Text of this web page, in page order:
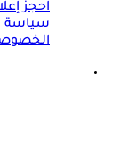
احجز
سياسة